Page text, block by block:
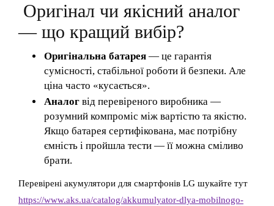
Оригінал чи якісний аналог
— що кращий вибір?
Оригінальна батарея — це гарантія
сумісності, стабільної роботи й безпеки. Але
ціна часто «кусається».
Аналог від перевіреного виробника —
розумний компроміс між вартістю та якістю.
Якщо батарея сертифікована, має потрібну
ємність і пройшла тести — її можна сміливо
брати.
Перевірені акумулятори для смартфонів LG шукайте тут
https://www.aks.ua/catalog/akkumulyator-dlya-mobilnogo-